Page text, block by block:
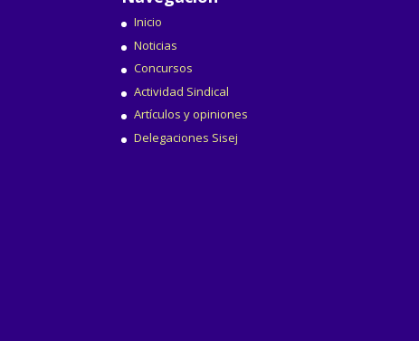
Inicio
Noticias
Concursos
Actividad Sindical
Artículos y opiniones
Delegaciones Sisej